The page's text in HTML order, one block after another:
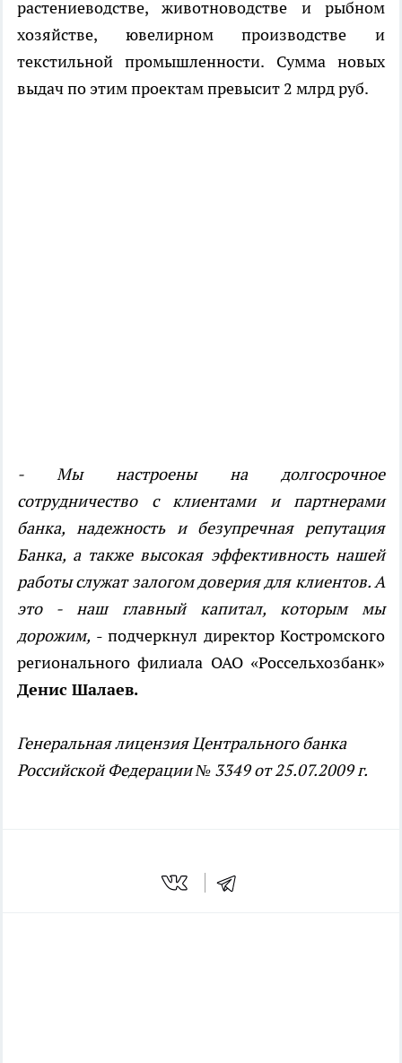
растениеводстве, животноводстве и рыбном
хозяйстве, ювелирном производстве и
текстильной промышленности. Сумма новых
выдач по этим проектам превысит 2 млрд руб.
- Мы настроены на долгосрочное
сотрудничество с клиентами и партнерами
банка, надежность и безупречная репутация
Банка, а также высокая эффективность нашей
работы служат залогом доверия для клиентов. А
это - наш главный капитал, которым мы
дорожим, - подчеркнул директор Костромского
регионального филиала ОАО «Россельхозбанк»
Денис Шалаев.
Генеральная лицензия Центрального банка
Российской Федерации № 3349 от 25.07.2009 г.